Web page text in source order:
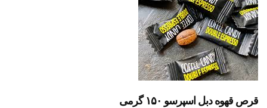
قرص قهوه دبل اسپرسو ۱۵۰ گرمی